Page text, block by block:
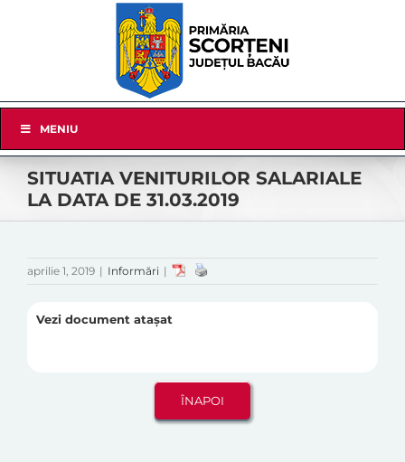
Navigation
MENIU
SITUATIA VENITURILOR SALARIALE
LA DATA DE 31.03.2019
aprilie 1, 2019 | Informări |
Vezi document atașat